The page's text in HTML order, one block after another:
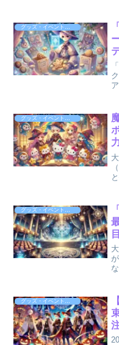
グッズ・イベント情報
グッズ・イベント情報
グッズ・イベント情報